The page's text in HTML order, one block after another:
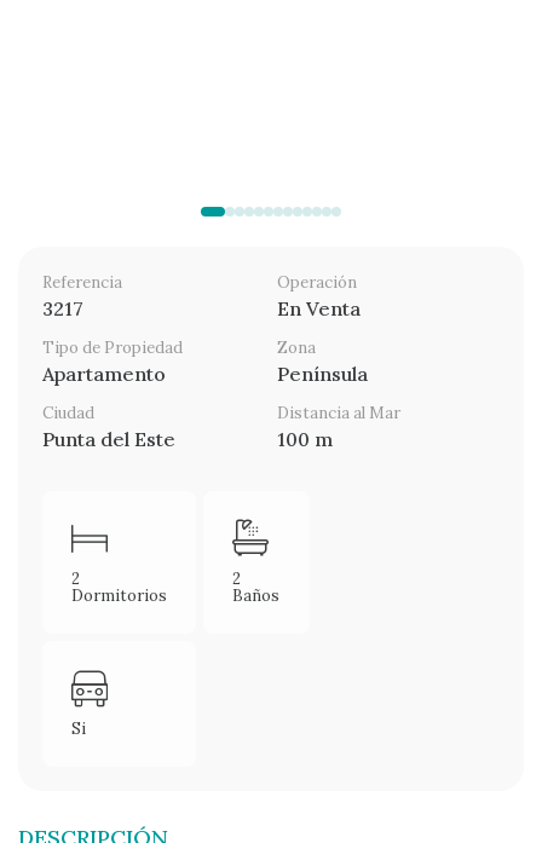
Referencia
3217
Operación
En Venta
Tipo de Propiedad
Apartamento
Zona
Península
Ciudad
Punta del Este
Distancia al Mar
100 m
2
Dormitorios
2
Baños
Si